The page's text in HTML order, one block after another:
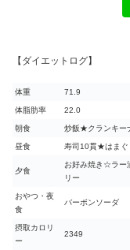
【ダイエットログ】
体重 71.9
体脂肪率 22.0
朝食 炒飯★クランキー
昼食 寿司10貫★はまぐ
夕食
お好み焼き☆ラ
リー
おやつ・夜
食
バーボンソーダ
摂取カロリ
ー
2349